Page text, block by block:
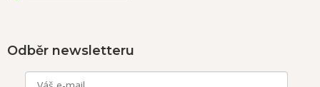
Odběr newsletteru